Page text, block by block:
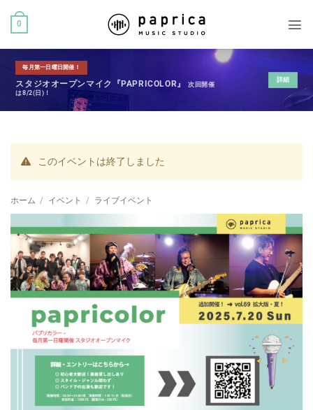
0
毎月第一日曜日開催！
スタジオオープンマイク『PAPRICOLOR』次回開催
は8/2(日)！
詳細
このイベントは終了しました
ホーム / イベント / ライブイベント